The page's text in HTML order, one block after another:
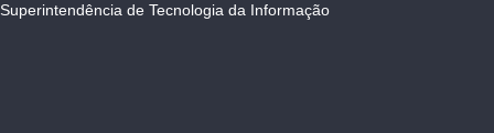
Superintendência de Tecnologia da Informação